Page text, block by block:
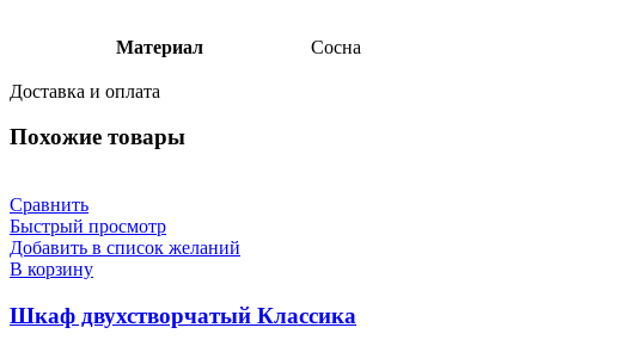
Материал Сосна
Доставка и оплата
Похожие товары
Сравнить
Быстрый просмотр
Добавить в список желаний
В корзину
Шкаф двухстворчатый Классика